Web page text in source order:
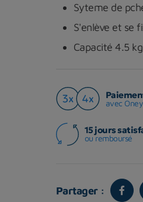
Syteme de
S'enlève et se
Capacité 4.5 kg
avec
15 jours
ou remboursé
Partager :